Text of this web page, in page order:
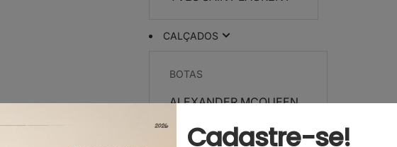
CALÇADOS
BOTAS
ALEXANDER MCQUEEN
CELINE
Cadastre-se!